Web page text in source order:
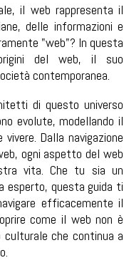
il web rappresenta il
delle informazioni e
"web"? In questa
del web, il suo
contemporanea.
di questo universo
evolute, modellando il
Dalla navigazione
ogni aspetto del web
vita. Che tu sia un
esperto, questa guida ti
efficacemente il
come il web non è
che continua a